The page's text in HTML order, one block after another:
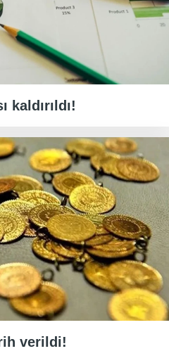
kaldırıldı!
verildi!